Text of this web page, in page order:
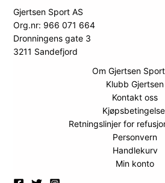
Gjertsen Sport AS
Org.nr: 966 071 664
Dronningens gate 3
3211 Sandefjord
Om Gjertsen
Klubb Gjertsen
Kontakt oss
Retningslinjer for
Personvern
Handlekurv
Min konto